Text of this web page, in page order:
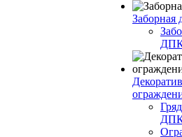
Заборная